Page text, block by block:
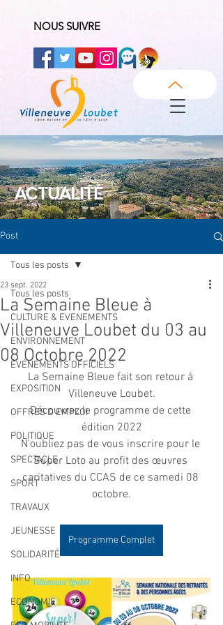
NOUS SUIVRE
ACTUALITÉ
Post
Tous les posts
CULTURE & EVENEMENTS
ENVIRONNEMENT
ÉVÉNEMENTS OFFICIELS
EXPOSITION
OFFRES D'EMPLOI
POLITIQUE
SPECTACLE
SPORT
TRAVAUX
JEUNESSE
SOLIDARITÉ
INFO
ECONOMIE
Tous les posts
La Semaine Bleue à
Villeneuve Loubet du 03 au
08 Octobre 2022
23 sept. 2022
La Semaine Bleue fait son retour à
Villeneuve Loubet.
Découvrez le programme de cette
édition 2022
N'oubliez pas de vous inscrire pour le
Super Loto au profit des œuvres
caritatives du CCAS de ce samedi 08
octobre.
Programme Complet